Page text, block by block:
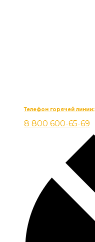
Телефон горячей линии:
8 800 600-65-69